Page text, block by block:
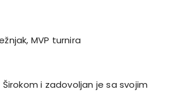
i zadovoljan je sa svojim